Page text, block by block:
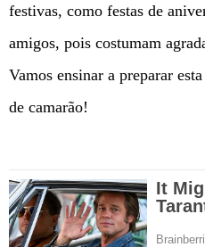
festivas, como festas de
amigos, pois costumam
Vamos ensinar a preparar
de camarão!